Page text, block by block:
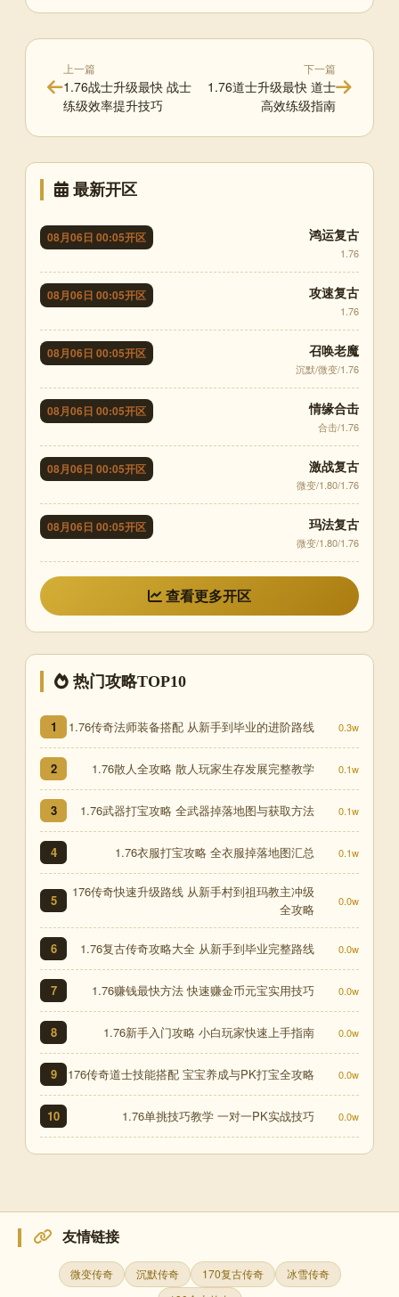
上一篇
1.76战士升级最快 战士
练级效率提升技巧
下一篇
1.76道士升级最快 道士
高效练级指南
最新开区
08月06日 00:05开区 鸿运复古
1.76
08月06日 00:05开区 攻速复古
1.76
08月06日 00:05开区 召唤老魔
沉默/微变/1.76
08月06日 00:05开区 情缘合击
合击/1.76
08月06日 00:05开区 激战复古
微变/1.80/1.76
08月06日 00:05开区 玛法复古
微变/1.80/1.76
查看更多开区
热门攻略TOP10
1 1.76传奇法师装备搭配 从新手到毕业的进阶路线 0.3w
2 1.76散人全攻略 散人玩家生存发展完整教学 0.1w
3 1.76武器打宝攻略 全武器掉落地图与获取方法 0.1w
4 1.76衣服打宝攻略 全衣服掉落地图汇总 0.1w
5
176传奇快速升级路线 从新手村到祖玛教主冲级
全攻略
0.0w
6 1.76复古传奇攻略大全 从新手到毕业完整路线 0.0w
7 1.76赚钱最快方法 快速赚金币元宝实用技巧 0.0w
8 1.76新手入门攻略 小白玩家快速上手指南 0.0w
9 176传奇道士技能搭配 宝宝养成与PK打宝全攻略 0.0w
10 1.76单挑技巧教学 一对一PK实战技巧 0.0w
友情链接
微变传奇 沉默传奇 170复古传奇
冰雪传奇